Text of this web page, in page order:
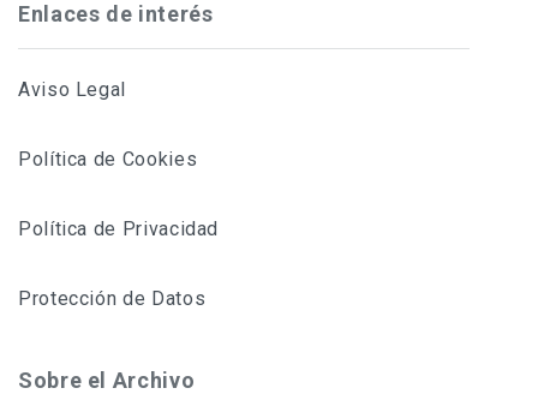
Enlaces de interés
Aviso Legal
Política de Cookies
Política de Privacidad
Protección de Datos
Sobre el Archivo